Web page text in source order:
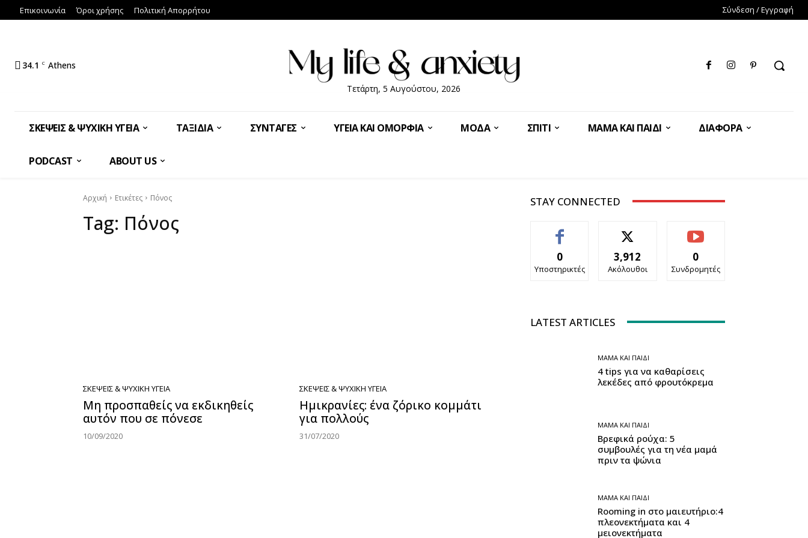
Επικοινωνία Όροι χρήσης Πολιτική Απορρήτου Σύνδεση / Εγγραφή
34.1 C Athens
Τετάρτη, 5 Αυγούστου, 2026
ΣΚΈΨΕΙΣ & ΨΥΧΙΚΉ ΥΓΕΊΑ ΤΑΞΊΔΙΑ ΣΥΝΤΑΓΈΣ ΥΓΕΊΑ ΚΑΙ ΟΜΟΡΦΙΆ ΜΌΔΑ ΣΠΊΤΙ ΜΑΜΆ ΚΑΙ ΠΑΙΔΊ ΔΙΆΦΟΡΑ
PODCAST ABOUT US
Αρχική Ετικέτες Πόνος
Tag: Πόνος
ΣΚΈΨΕΙΣ & ΨΥΧΙΚΉ ΥΓΕΊΑ
Μη προσπαθείς να εκδικηθείς
αυτόν που σε πόνεσε
10/09/2020
ΣΚΈΨΕΙΣ & ΨΥΧΙΚΉ ΥΓΕΊΑ
Ημικρανίες: ένα ζόρικο κομμάτι
για πολλούς
31/07/2020
STAY CONNECTED
0
Υποστηρικτές
3,912
Ακόλουθοι
0
Συνδρομητές
LATEST ARTICLES
ΜΑΜΆ ΚΑΙ ΠΑΙΔΊ
4 tips για να καθαρίσεις
λεκέδες από φρουτόκρεμα
ΜΑΜΆ ΚΑΙ ΠΑΙΔΊ
Βρεφικά ρούχα: 5
συμβουλές για τη νέα μαμά
πριν τα ψώνια
ΜΑΜΆ ΚΑΙ ΠΑΙΔΊ
Rooming in στο μαιευτήριο:4
πλεονεκτήματα και 4
μειονεκτήματα